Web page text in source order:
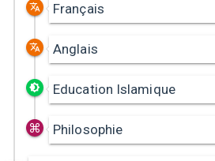
Français
Anglais
Education Islamique
Philosophie